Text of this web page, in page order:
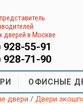
в Москве
928-55-91
928-71-90
ОФИСНЫЕ
двери /Двери